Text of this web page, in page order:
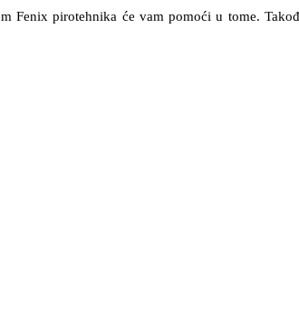
Fenix pirotehnika će vam pomoći u tome.